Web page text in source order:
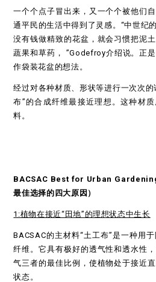
一个个点子冒出来，又一个个被他们
通平民的生活中得到了灵感。“中世纪
没有钱做精致的花盆，就会习惯把泥
蔬果和草药， ”Godefroy介绍说。正
作袋装花盆的想法。
经过对各种材质、形状等进行一次次
布”的合成纤维最接近理想。这种材
料。
BACSAC Best for Urban
最佳选择的四大原因）
1:植物在接近“田地”的理想状态中生长
BACSAC的主材料“土工布”是一种用
纤维。它具有极好的透气性和透水性
气三者的最佳比例，使植物处于接近
状态。